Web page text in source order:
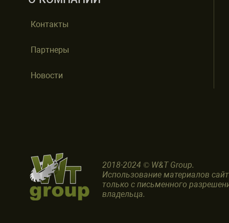
Контакты
Партнеры
Новости
2018-2024 © W&T Group.
Использование материалов
только с письменного
владельца.